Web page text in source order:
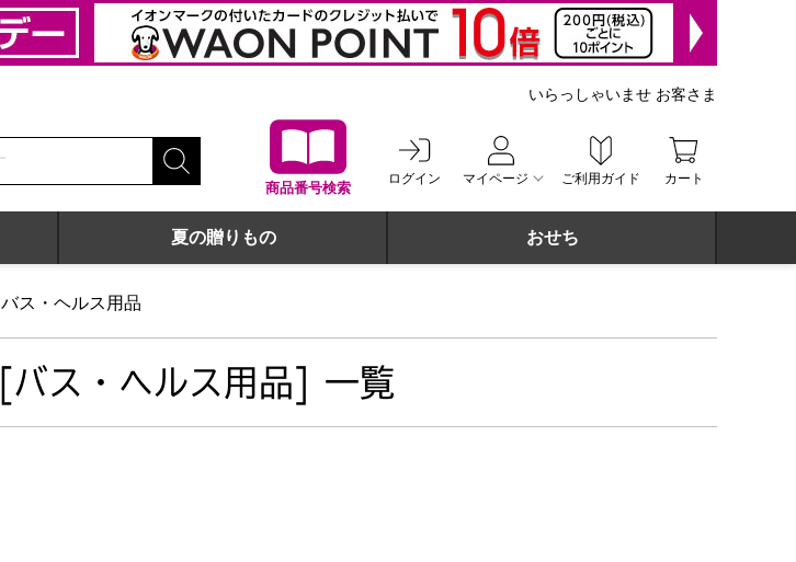
商品番号検索
ログイン マイページ ご利用ガイド カート
いらっしゃいませ お客さま
夏の贈りもの おせち
バス・ヘルス用品
[バス・ヘルス用品] 一覧